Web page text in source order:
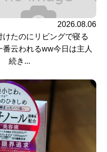
2026.08.06
たのにリビングで寝る
云われるww今日は主人
続き...